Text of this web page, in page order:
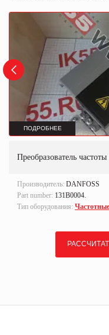
ПОДРОБНЕЕ
Преобразователь
Производитель: DANFOSS
Part number: 131B0004.
Тип оборудования: